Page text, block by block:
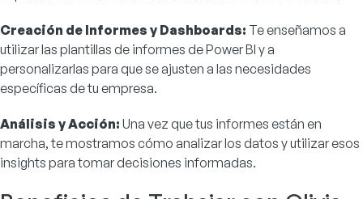
Creación de Informes y Dashboards: Te enseñamos a
utilizar las plantillas de informes de Power BI y a
personalizarlas para que se ajusten a las necesidades
específicas de tu empresa.
Análisis y Acción: Una vez que tus informes están en
marcha, te mostramos cómo analizar los datos y utilizar esos
insights para tomar decisiones informadas.